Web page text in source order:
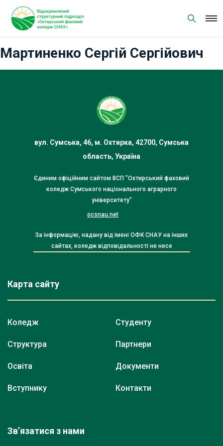
content
Мартиненко Сергій Сергійович
вул. Сумська, 46, м. Охтирка, 42700, Сумська
область, Україна
Єдиним офіційним сайтом ВСП "Охтирський фаховий
коледж Сумського національного аграрного
університету"
ocsnau.net
За інформацію, надану від імені ОФК СНАУ на інших
сайтах, коледж відповідальності не несе
Карта сайту
Коледж
Структура
Освіта
Вступнику
Студенту
Партнери
Документи
Контакти
Зв’язатися з нами